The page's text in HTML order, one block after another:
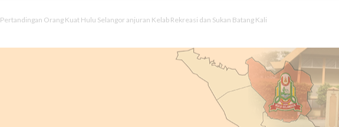
Pertandingan Orang Kuat Hulu Selangor anjuran Kelab Rekreasi dan Sukan Batang Kali